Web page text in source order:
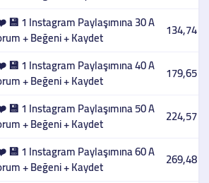
1 Instagram Paylaşımına 30 A
+ Beğeni + Kaydet 134,74 TL
1 Instagram Paylaşımına 40 A
+ Beğeni + Kaydet 179,65 TL
1 Instagram Paylaşımına 50 A
+ Beğeni + Kaydet 224,57 TL
1 Instagram Paylaşımına 60 A
+ Beğeni + Kaydet 269,48 TL